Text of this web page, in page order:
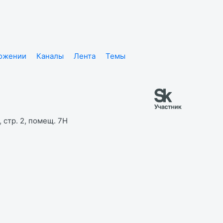
Каналы Лента
Темы
стр. 2, помещ. 7Н